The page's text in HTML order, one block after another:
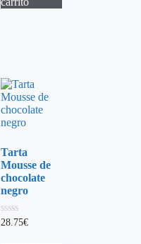
Tarta
Mousse de
chocolate
negro
0
28.75€